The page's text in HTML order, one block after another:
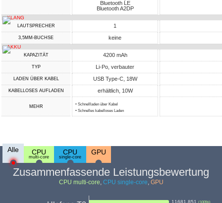
Bluetooth LE
Bluetooth A2DP
KLANG
LAUTSPRECHER 1
3,5MM-BUCHSE keine
AKKU
KAPAZITÄT 4200 mAh
TYP Li-Po, verbauter
LADEN ÜBER KABEL USB Type-C, 18W
KABELLOSES AUFLADEN erhältlich, 10W
MEHR
• Schnellladen über Kabel
• Schnelles kabelloses Laden
Alle CPU
multi-core
CPU
single-core
GPU
Zusammenfassende Leistungsbewertung
CPU multi-core, CPU single-core, GPU
11681.851